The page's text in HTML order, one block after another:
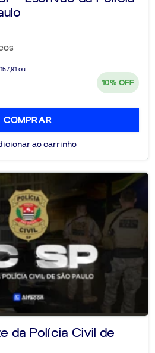
ou
10% OFF
COMPRAR
ao carrinho
da Polícia Civil de